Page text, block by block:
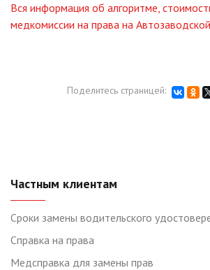
Вся информация об алгоритме,
медкомиссии на права на
Поделитесь страницей:
Частным клиентам
Сроки замены водительского
Справка на права
Медсправка для замены прав